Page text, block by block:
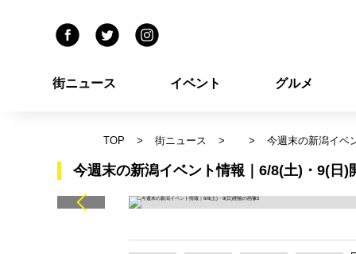
街ニュース イベント グルメ
TOP 街ニュース 今週末の新潟イベ
今週末の新潟イベント情報｜6/8(土)・9(日)